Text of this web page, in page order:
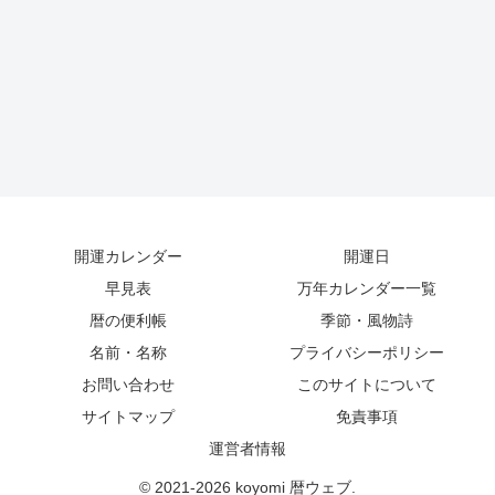
開運カレンダー
開運日
早見表
万年カレンダー一覧
暦の便利帳
季節・風物詩
名前・名称
プライバシーポリシー
お問い合わせ
このサイトについて
サイトマップ
免責事項
運営者情報
© 2021-2026 koyomi 暦ウェブ.